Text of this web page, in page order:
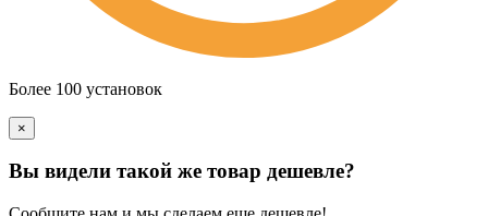
Более 100 установок
×
Вы видели такой же товар дешевле?